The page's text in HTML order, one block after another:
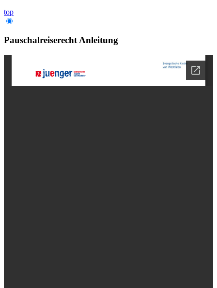
top
Pauschalreiserecht Anleitung